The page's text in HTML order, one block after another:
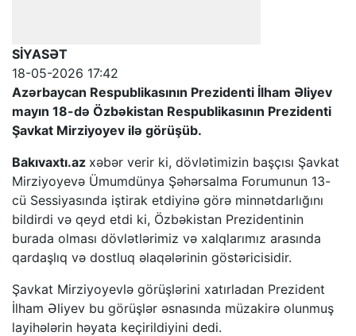
SİYASƏT
18-05-2026 17:42
Azərbaycan Respublikasının Prezidenti İlham Əliyev
mayın 18-də Özbəkistan Respublikasının Prezidenti
Şavkat Mirziyoyev ilə görüşüb.
Bakıvaxtı.az xəbər verir ki, dövlətimizin başçısı Şavkat
Mirziyoyevə Ümumdünya Şəhərsalma Forumunun 13-
cü Sessiyasında iştirak etdiyinə görə minnətdarlığını
bildirdi və qeyd etdi ki, Özbəkistan Prezidentinin
burada olması dövlətlərimiz və xalqlarımız arasında
qardaşlıq və dostluq əlaqələrinin göstəricisidir.
Şavkat Mirziyoyevlə görüşlərini xatırladan Prezident
İlham Əliyev bu görüşlər əsnasında müzakirə olunmuş
layihələrin həyata keçirildiyini dedi.